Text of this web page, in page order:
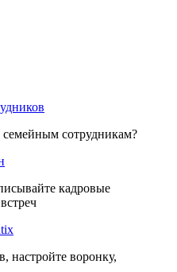
семейным сотрудникам?
кадровые
настройте воронку,